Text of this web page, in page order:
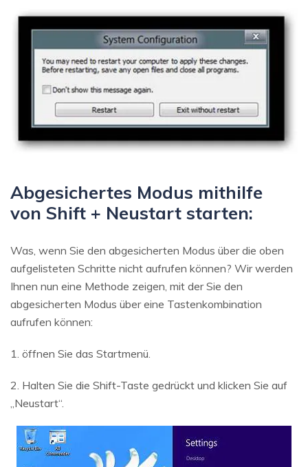
Abgesichertes Modus mithilfe
von Shift + Neustart starten:
Was, wenn Sie den abgesicherten Modus über die oben
aufgelisteten Schritte nicht aufrufen können? Wir werden
Ihnen nun eine Methode zeigen, mit der Sie den
abgesicherten Modus über eine Tastenkombination
aufrufen können:
1. öffnen Sie das Startmenü.
2. Halten Sie die Shift-Taste gedrückt und klicken Sie auf
„Neustart“.